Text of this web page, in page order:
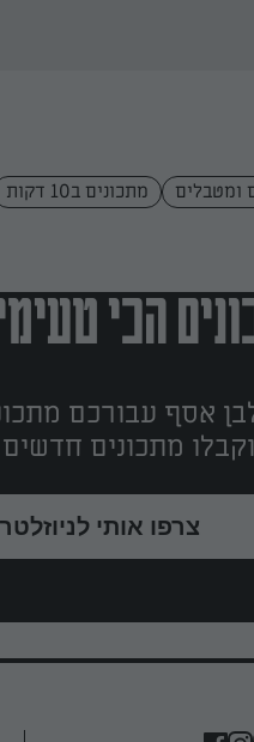
ומטבלים מתכונים ב10 דקות
הכי
אסף עבורכם
מתכונים
צרפו אותי לניוזלטר